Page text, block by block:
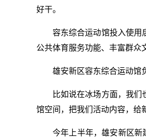
好干。
容东综合运动馆投入使用
公共体育服务功能、丰富群众
雄安新区容东综合运动馆
比如说在冰场方面，我
馆空间，把我们活动内容，给
今年上半年，雄安新区